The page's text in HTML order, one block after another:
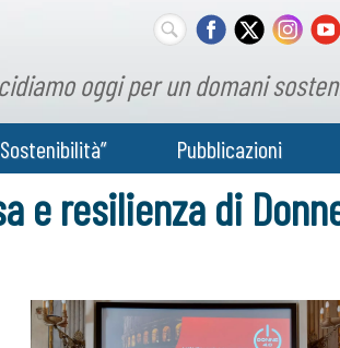
oggi per un domani
Pubblicazioni
e resilienza di